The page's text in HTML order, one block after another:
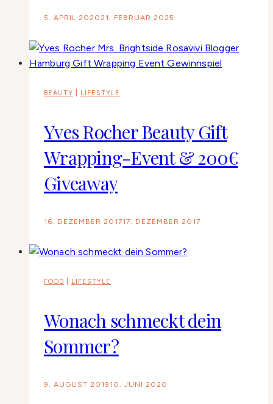
5. APRIL 2020 21. FEBRUAR 2025
BEAUTY LIFESTYLE
Yves Rocher Beauty Gift
Wrapping-Event & 200€
Giveaway
16. DEZEMBER 201717. DEZEMBER 2017
FOOD LIFESTYLE
Wonach schmeckt dein
Sommer?
9. AUGUST 2019 10. JUNI 2020